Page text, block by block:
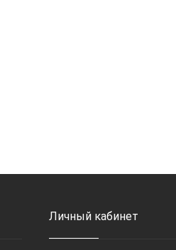
Личный кабинет